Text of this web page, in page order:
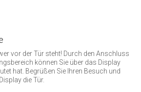
vor der Tür steht! Durch den Anschluss
können Sie über das Display
hat. Begrüßen Sie Ihren Besuch und
die Tür.